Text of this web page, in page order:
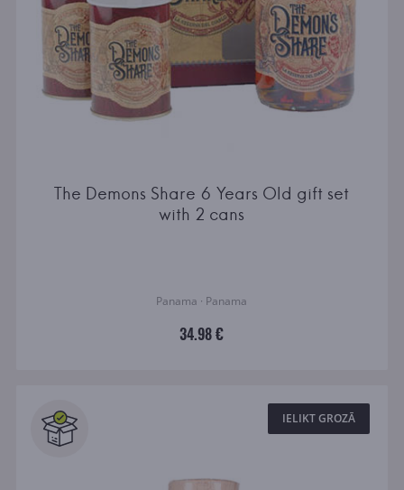
The Demons Share 6 Years Old gift set
with 2 cans
Panama · Panama
34.98 €
IELIKT GROZĀ